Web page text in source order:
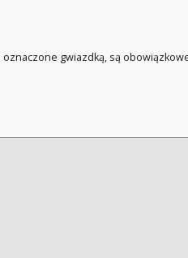
oznaczone gwiazdką, są